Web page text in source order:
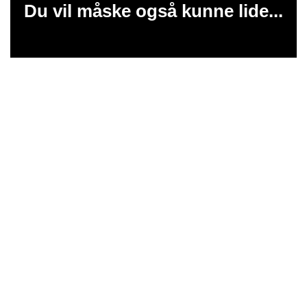
Du vil måske også kunne lide...